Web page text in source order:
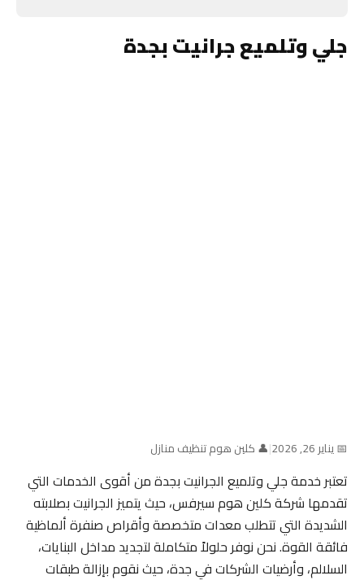
جلي وتلميع جرانيت بجدة
📅 يناير 26, 2026 |👤 كلين هوم تنظيف منازل
تعتبر خدمة جلي وتلميع الجرانيت بجدة من أقوى الخدمات التي
تقدمها شركة كلين هوم سيرفس، حيث يتميز الجرانيت بصلابته
الشديدة التي تتطلب معدات متخصصة وأقراص صنفرة ألماظية
فائقة القوة. نحن نوفر حلولاً متكاملة لتجديد مداخل البنايات،
السلالم، وأرضيات الشركات في جدة، حيث نقوم بإزالة طبقات